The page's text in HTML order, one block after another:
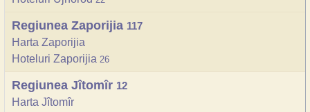
Regiunea Zaporijia 117
Harta Zaporijia
Hoteluri Zaporijia 26
Regiunea Jîtomîr 12
Harta Jîtomîr